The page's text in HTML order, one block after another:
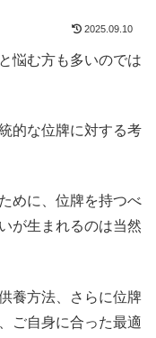
2025.09.10
悩む方も多いのでは
的な位牌に対する考
めに、位牌を持つべ
が生まれるのは当然
養方法、さらに位牌
ご自身に合った最適